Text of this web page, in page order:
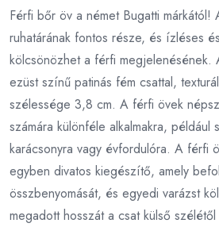
Férfi bőr öv a német Bugatti
ruhatárának fontos része, és ízléses
kölcsönözhet a férfi megjelenésének.
ezüst színű patinás fém csattal,
szélessége 3,8 cm. A férfi övek
számára különféle alkalmakra, például
karácsonyra vagy évfordulóra. A férfi
egyben divatos kiegészítő, amely
összbenyomását, és egyedi varázst
megadott hosszát a csat külső